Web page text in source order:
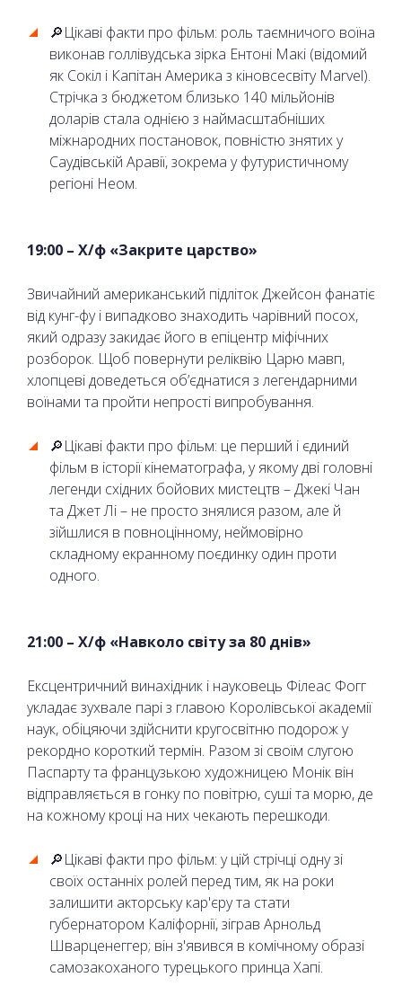
🔎Цікаві факти про фільм: роль таємничого воїна
виконав голлівудська зірка Ентоні Макі (відомий
як Сокіл і Капітан Америка з кіновсесвіту Marvel).
Стрічка з бюджетом близько 140 мільйонів
доларів стала однією з наймасштабніших
міжнародних постановок, повністю знятих у
Саудівській Аравії, зокрема у футуристичному
регіоні Неом.
19:00 – Х/ф «Закрите царство»
Звичайний американський підліток Джейсон фанатіє
від кунг-фу і випадково знаходить чарівний посох,
який одразу закидає його в епіцентр міфічних
розборок. Щоб повернути реліквію Царю мавп,
хлопцеві доведеться об’єднатися з легендарними
воїнами та пройти непрості випробування.
🔎Цікаві факти про фільм: це перший і єдиний
фільм в історії кінематографа, у якому дві головні
легенди східних бойових мистецтв – Джекі Чан
та Джет Лі – не просто знялися разом, але й
зійшлися в повноцінному, неймовірно
складному екранному поєдинку один проти
одного.
21:00 – Х/ф «Навколо світу за 80 днів»
Ексцентричний винахідник і науковець Філеас Фогг
укладає зухвале парі з главою Королівської академії
наук, обіцяючи здійснити кругосвітню подорож у
рекордно короткий термін. Разом зі своїм слугою
Паспарту та французькою художницею Монік він
відправляється в гонку по повітрю, суші та морю, де
на кожному кроці на них чекають перешкоди.
🔎Цікаві факти про фільм: у цій стрічці одну зі
своїх останніх ролей перед тим, як на роки
залишити акторську кар'єру та стати
губернатором Каліфорнії, зіграв Арнольд
Шварценеггер; він з'явився в комічному образі
самозакоханого турецького принца Хапі.